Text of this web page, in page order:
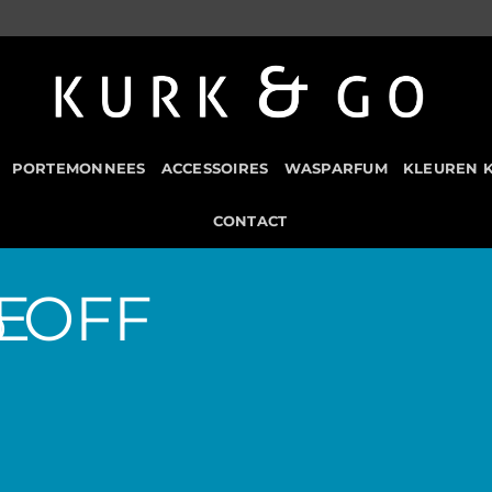
PORTEMONNEES ACCESSOIRES WASPARFUM KLEUREN
CONTACT
OFF